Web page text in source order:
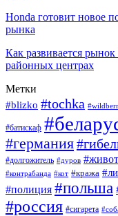
Honda готовит новое
рынка
Как развивается
районных центрах
Метки
#blizko #tochka
#батискаф
#германия
#долгожитель #дуров
#контрабанда #кот #кража
#полиция #польша
#россия #сигарета